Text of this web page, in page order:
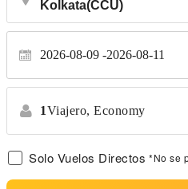
2026-08-09 2026-08-11
1Viajero, Economy
Solo Vuelos Directos *No se